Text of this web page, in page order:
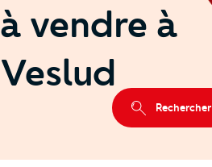
à vendre à
Veslud
Rechercher